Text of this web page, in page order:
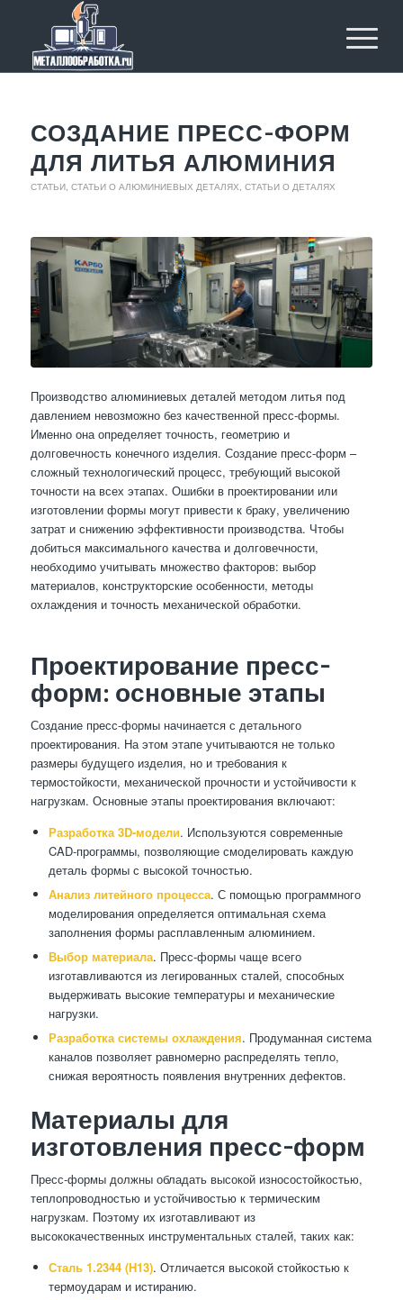
СОЗДАНИЕ ПРЕСС-ФОРМ
ДЛЯ ЛИТЬЯ АЛЮМИНИЯ
СТАТЬИ, СТАТЬИ О АЛЮМИНИЕВЫХ ДЕТАЛЯХ СТАТЬИ О ДЕТАЛЯХ
Производство алюминиевых деталей методом литья под
давлением невозможно без качественной пресс-формы.
Именно она определяет точность, геометрию и
долговечность конечного изделия. Создание пресс-форм –
сложный технологический процесс, требующий высокой
точности на всех этапах. Ошибки в проектировании или
изготовлении формы могут привести к браку, увеличению
затрат и снижению эффективности производства. Чтобы
добиться максимального качества и долговечности,
необходимо учитывать множество факторов: выбор
материалов, конструкторские особенности, методы
охлаждения и точность механической обработки.
Проектирование пресс-
форм: основные этапы
Создание пресс-формы начинается с детального
проектирования. На этом этапе учитываются не только
размеры будущего изделия, но и требования к
термостойкости, механической прочности и устойчивости к
нагрузкам. Основные этапы проектирования включают:
Разработка 3D-модели. Используются современные
CAD-программы, позволяющие смоделировать каждую
деталь формы с высокой точностью.
Анализ литейного процесса. С помощью программного
моделирования определяется оптимальная схема
заполнения формы расплавленным алюминием.
Выбор материала. Пресс-формы чаще всего
изготавливаются из легированных сталей, способных
выдерживать высокие температуры и механические
нагрузки.
Разработка системы охлаждения. Продуманная система
каналов позволяет равномерно распределять тепло,
снижая вероятность появления внутренних дефектов.
Материалы для
изготовления пресс-форм
Пресс-формы должны обладать высокой износостойкостью,
теплопроводностью и устойчивостью к термическим
нагрузкам. Поэтому их изготавливают из
высококачественных инструментальных сталей, таких как:
Сталь 1.2344 (H13). Отличается высокой стойкостью к
термоударам и истиранию.